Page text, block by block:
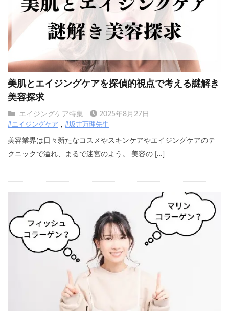
美肌とエイジングケアを探偵的視点で考える謎解き
美容探求
エイジングケア特集 2025年8月27日
#エイジングケア #坂井万理先生
美容業界は日々新たなコスメやスキンケアやエイジングケアのテ
クニックで溢れ、まるで迷宮のよう。 美容の […]